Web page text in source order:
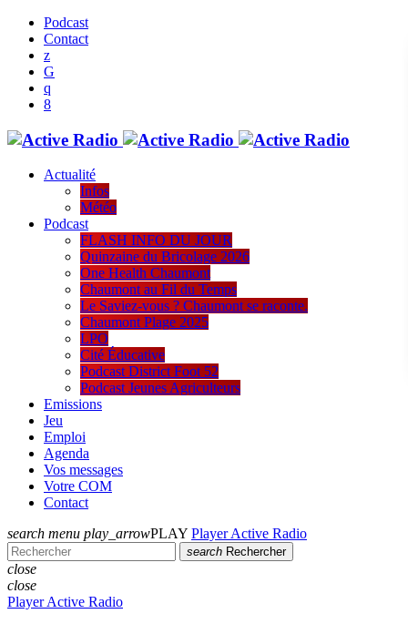
Podcast
Contact
Actualité
Infos
Météo
Podcast
FLASH INFO DU JOUR
Quinzaine du Bricolage 2026
One Health Chaumont
Chaumont au Fil du Temps
Le Saviez-vous ? Chaumont se raconte.
Chaumont Plage 2025
LPO
Cité Éducative
Podcast District Foot 52
Podcast Jeunes Agriculteurs
Emissions
Jeu
Emploi
Agenda
Vos messages
Votre COM
Contact
search menu play_arrowPLAY Player Active Radio
search Rechercher
close
close
Player Active Radio